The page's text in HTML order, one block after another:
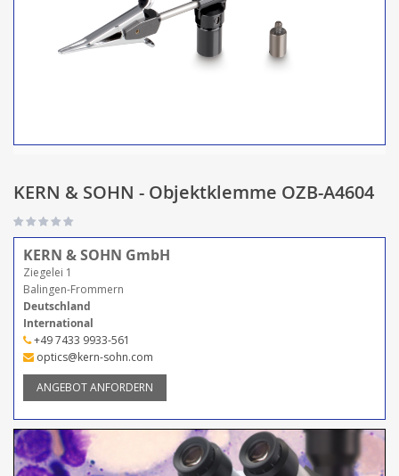
KERN & SOHN - Objektklemme OZB-A4604
KERN & SOHN GmbH
Ziegelei 1
Balingen-Frommern
Deutschland
International
+49 7433 9933-561
optics@kern-sohn.com
ANGEBOT ANFORDERN